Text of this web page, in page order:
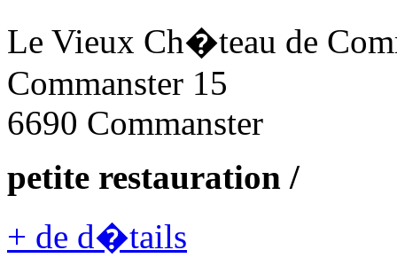
Le Vieux Ch�teau de
Commanster 15
6690 Commanster
petite restauration /
+ de d�tails